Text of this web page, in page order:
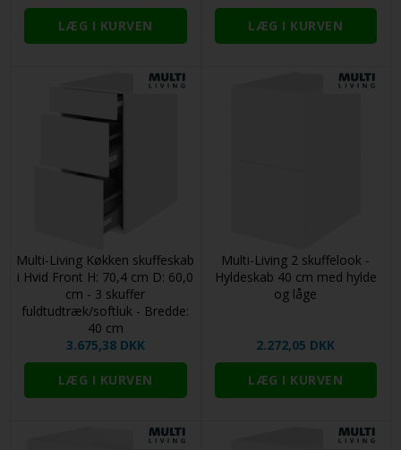
Multi-Living Køkken skuffeskab
i Hvid Front H: 70,4 cm D: 60,0
cm - 3 skuffer
fuldtudtræk/softluk - Bredde:
40 cm
3.675,38 DKK
Multi-Living 2 skuffelook -
Hyldeskab 40 cm med hylde
og låge
2.272,05 DKK